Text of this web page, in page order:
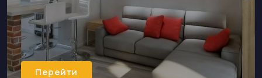
Перейти